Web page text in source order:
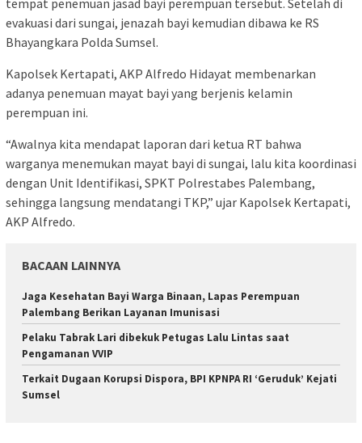
evakuasi dari sungai, jenazah bayi kemudian dibawa ke RS
Bhayangkara Polda Sumsel.
Kapolsek Kertapati, AKP Alfredo Hidayat membenarkan
adanya penemuan mayat bayi yang berjenis kelamin
perempuan ini.
“Awalnya kita mendapat laporan dari ketua RT bahwa
warganya menemukan mayat bayi di sungai, lalu kita koordinasi
dengan Unit Identifikasi, SPKT Polrestabes Palembang,
sehingga langsung mendatangi TKP,” ujar Kapolsek Kertapati,
AKP Alfredo.
BACAAN LAINNYA
Jaga Kesehatan Bayi Warga Binaan, Lapas Perempuan
Palembang Berikan Layanan Imunisasi
Pelaku Tabrak Lari dibekuk Petugas Lalu Lintas saat
Pengamanan VVIP
Terkait Dugaan Korupsi Dispora, BPI KPNPA RI ‘Geruduk’ Kejati
Sumsel